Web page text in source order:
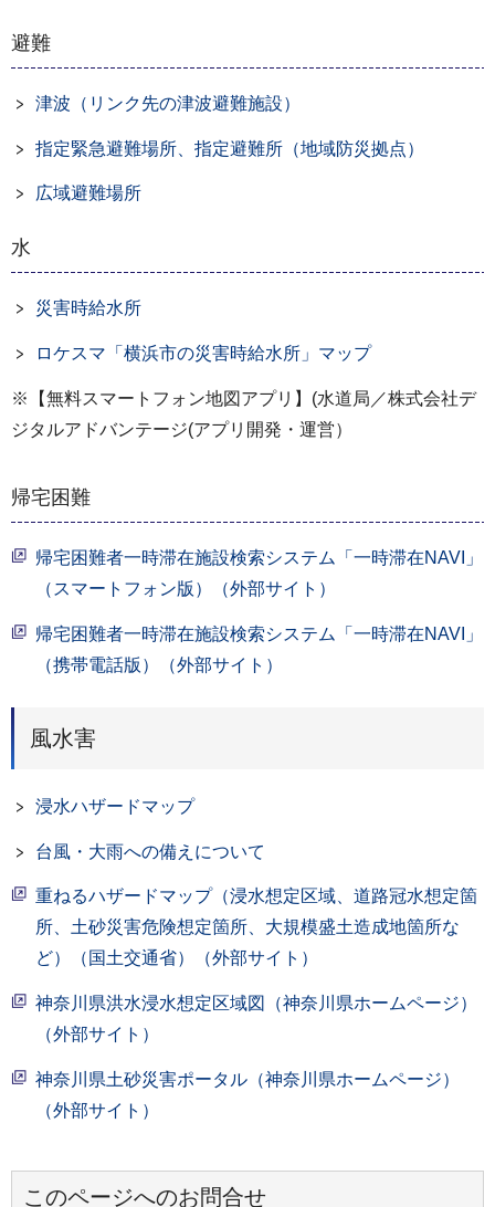
避難
津波（リンク先の津波避難施設）
指定緊急避難場所、指定避難所（地域防災拠点）
広域避難場所
水
災害時給水所
ロケスマ「横浜市の災害時給水所」マップ
※【無料スマートフォン地図アプリ】(水道局／株式会社デ
ジタルアドバンテージ(アプリ開発・運営）
帰宅困難
帰宅困難者一時滞在施設検索システム「一時滞在NAVI」
（スマートフォン版）（外部サイト）
帰宅困難者一時滞在施設検索システム「一時滞在NAVI」
（携帯電話版）（外部サイト）
風水害
浸水ハザードマップ
台風・大雨への備えについて
重ねるハザードマップ（浸水想定区域、道路冠水想定箇
所、土砂災害危険想定箇所、大規模盛土造成地箇所な
ど）（国土交通省）（外部サイト）
神奈川県洪水浸水想定区域図（神奈川県ホームページ）
（外部サイト）
神奈川県土砂災害ポータル（神奈川県ホームページ）
（外部サイト）
このページへのお問合せ